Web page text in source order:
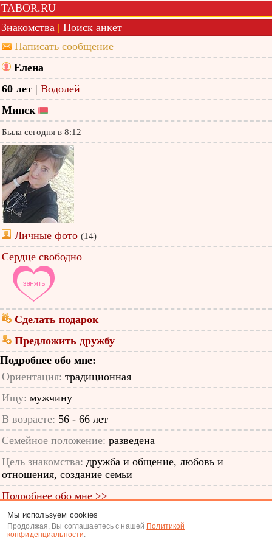
TABOR.RU
Знакомства | Поиск анкет
Написать сообщение
Елена
60 лет | Водолей
Минск
Была сегодня в 8:12
Личные фото (14)
Сердце свободно
Сделать подарок
Предложить дружбу
Подробнее обо мне:
Ориентация: традиционная
Ищу: мужчину
В возрасте: 56 - 66 лет
Семейное положение: разведена
Цель знакомства: дружба и общение, любовь и
отношения, создание семьи
Подробнее обо мне >>
ID анкеты: 11925820
Знакомства|Поиск анкет
Мы используем cookies
Продолжая, Вы соглашаетесь с нашей Политикой
конфиденциальности.